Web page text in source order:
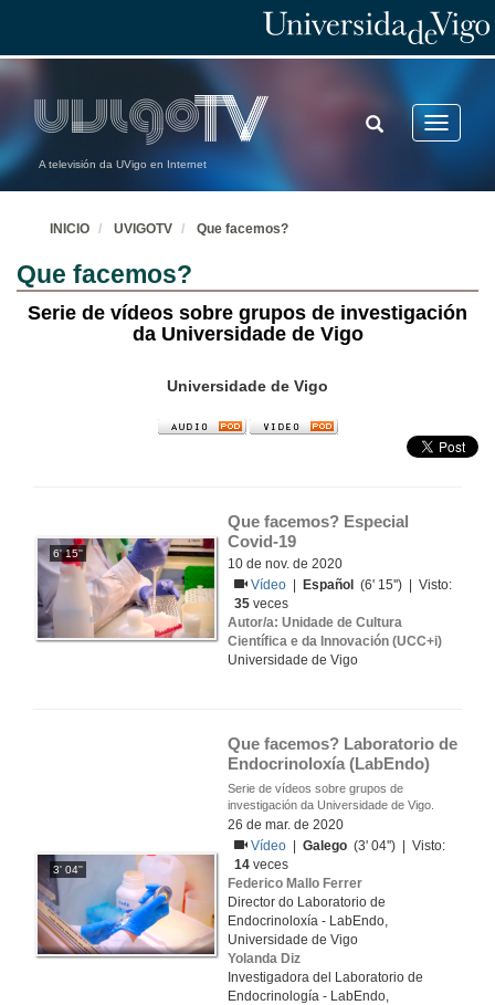
A televisión da UVigo en Internet
Toggle
TOGGLE
SEARCH
INICIO UVIGOTV Que facemos?
Que facemos?
Serie de vídeos sobre grupos de investigación
da Universidade de Vigo
Universidade de Vigo
6' 15''
Que facemos? Especial
Covid-19
10 de nov. de 2020
Vídeo
Español
(6' 15'') | Visto:
35 veces
Autor/a: Unidade de Cultura
Científica e da Innovación (UCC+i)
Universidade de Vigo
3' 04''
Que facemos? Laboratorio de
Endocrinoloxía (LabEndo)
Serie de vídeos sobre grupos de
investigación da Universidade de Vigo.
26 de mar. de 2020
Vídeo
|Galego (3' 04'') | Visto:
14 veces
Federico Mallo Ferrer
Director do Laboratorio de
Endocrinoloxía - LabEndo,
Universidade de Vigo
Yolanda Diz
Investigadora del Laboratorio de
Endocrinología - LabEndo,